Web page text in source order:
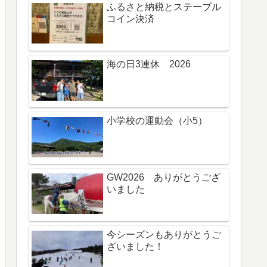
ふるさと納税とステーブル
コイン決済
海の日3連休 2026
小学校の運動会（小5）
GW2026 ありがとうござ
いました
今シーズンもありがとうご
ざいました！